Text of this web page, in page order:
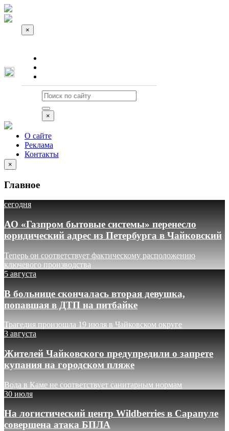
×
×
О сайте
Реклама
Контакты
×
Главное
сегодня
АО «Газпром бытовые системы» перенесло
юридический адрес из Петербурга в Чайковский
Теперь он соответствует фактическому расположению
ключевого производства
5 августа
В больнице скончалась вторая девушка,
попавшая в ДТП на питбайке
Трагедия произошла 19 июля в Чайковском округе
3 августа
Жителей Чайковского предупредили о запрете
купания на городском пляже
Вода в Каме не соответствует санитарным нормам
30 июля
На логистический центр Wildberries в Сарапуле
совершена атака БПЛА